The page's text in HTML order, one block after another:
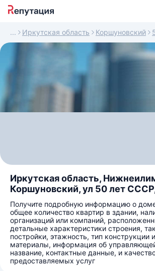
Иркутская область Коршуновский
Иркутская область,
Коршуновский, ул 50 лет
Получите подробную информацию о
общее количество квартир в здании,
организаций или компаний,
детальные характеристики строения,
постройки, этажность, тип конструкции
материалы, информация об
название, контактные данные, и
предоставляемых услуг